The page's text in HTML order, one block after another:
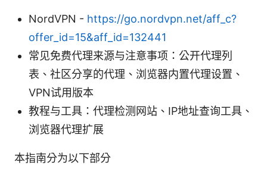
NordVPN - https://go.nordvpn.net/aff_c?
offer_id=15&aff_id=132441
常见免费代理来源与注意事项：公开代理列
表、社区分享的代理、浏览器内置代理设置、
VPN试用版本
教程与工具：代理检测网站、IP地址查询工具、
浏览器代理扩展
本指南分为以下部分